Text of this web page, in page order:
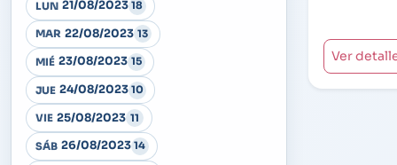
LUN 21/08/2023 18
MAR 22/08/2023 13
MIÉ 23/08/2023 15
JUE 24/08/2023 10
VIE 25/08/2023 11
SÁB 26/08/2023 14
Ver